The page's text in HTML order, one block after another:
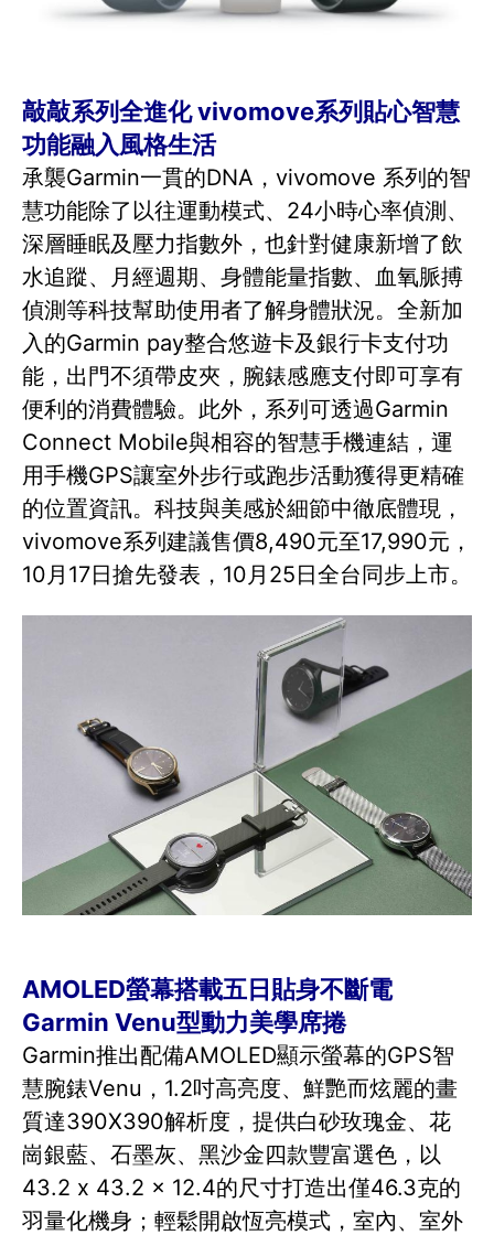
敲敲系列全進化 vivomove系列貼心智慧
功能融入風格生活
承襲Garmin一貫的DNA，vivomove 系列的智
慧功能除了以往運動模式、24小時心率偵測、
深層睡眠及壓力指數外，也針對健康新增了飲
水追蹤、月經週期、身體能量指數、血氧脈搏
偵測等科技幫助使用者了解身體狀況。全新加
入的Garmin pay整合悠遊卡及銀行卡支付功
能，出門不須帶皮夾，腕錶感應支付即可享有
便利的消費體驗。此外，系列可透過Garmin
Connect Mobile與相容的智慧手機連結，運
用手機GPS讓室外步行或跑步活動獲得更精確
的位置資訊。科技與美感於細節中徹底體現，
vivomove系列建議售價8,490元至17,990元，
10月17日搶先發表，10月25日全台同步上市。
AMOLED螢幕搭載五日貼身不斷電
Garmin Venu型動力美學席捲
Garmin推出配備AMOLED顯示螢幕的GPS智
慧腕錶Venu，1.2吋高亮度、鮮艷而炫麗的畫
質達390X390解析度，提供白砂玫瑰金、花
崗銀藍、石墨灰、黑沙金四款豐富選色，以
43.2 x 43.2 x 12.4的尺寸打造出僅46.3克的
羽量化機身；輕鬆開啟恆亮模式，室內、室外